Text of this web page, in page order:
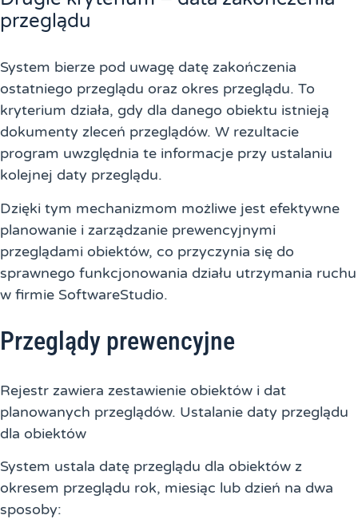
przeglądu
System bierze pod uwagę datę zakończenia
ostatniego przeglądu oraz okres przeglądu. To
kryterium działa, gdy dla danego obiektu istnieją
dokumenty zleceń przeglądów. W rezultacie
program uwzględnia te informacje przy ustalaniu
kolejnej daty przeglądu.
Dzięki tym mechanizmom możliwe jest efektywne
planowanie i zarządzanie prewencyjnymi
przeglądami obiektów, co przyczynia się do
sprawnego funkcjonowania działu utrzymania ruchu
w firmie SoftwareStudio.
Przeglądy prewencyjne
Rejestr zawiera zestawienie obiektów i dat
planowanych przeglądów. Ustalanie daty przeglądu
dla obiektów
System ustala datę przeglądu dla obiektów z
okresem przeglądu rok, miesiąc lub dzień na dwa
sposoby: